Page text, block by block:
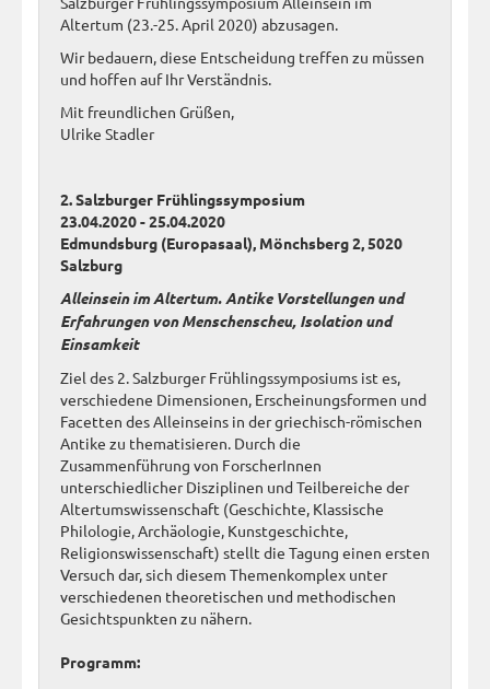
Altertum (23.-25. April 2020) abzusagen.
Wir bedauern, diese Entscheidung treffen zu müssen
und hoffen auf Ihr Verständnis.
Mit freundlichen Grüßen,
Ulrike Stadler
2. Salzburger Frühlingssymposium
23.04.2020 - 25.04.2020
Edmundsburg (Europasaal), Mönchsberg 2, 5020
Salzburg
Alleinsein im Altertum. Antike Vorstellungen und
Erfahrungen von Menschenscheu, Isolation und
Einsamkeit
Ziel des 2. Salzburger Frühlingssymposiums ist es,
verschiedene Dimensionen, Erscheinungsformen und
Facetten des Alleinseins in der griechisch-römischen
Antike zu thematisieren. Durch die
Zusammenführung von ForscherInnen
unterschiedlicher Disziplinen und Teilbereiche der
Altertumswissenschaft (Geschichte, Klassische
Philologie, Archäologie, Kunstgeschichte,
Religionswissenschaft) stellt die Tagung einen ersten
Versuch dar, sich diesem Themenkomplex unter
verschiedenen theoretischen und methodischen
Gesichtspunkten zu nähern.
Programm: